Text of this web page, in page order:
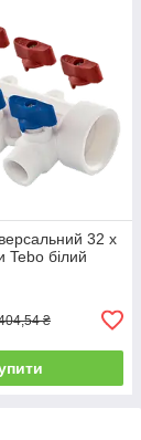
32 х
Tebo білий
₴